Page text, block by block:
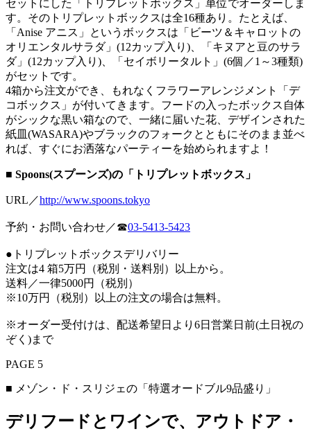
セットにした「トリプレットボックス」単位でオーダーしま
す。そのトリプレットボックスは全16種あり。たとえば、
「Anise アニス」というボックスは「ビーツ＆キャロットの
オリエンタルサラダ」(12カップ入り)、「キヌアと豆のサラ
ダ」(12カップ入り)、「セイボリータルト」(6個／1～3種類)
がセットです。
4箱から注文ができ、もれなくフラワーアレンジメント「デ
コボックス」が付いてきます。フードの入ったボックス自体
がシックな黒い箱なので、一緒に届いた花、デザインされた
紙皿(WASARA)やブラックのフォークとともにそのまま並べ
れば、すぐにお洒落なパーティーを始められますよ！
■ Spoons(スプーンズ)の「トリプレットボックス」
URL／http://www.spoons.tokyo
予約・お問い合わせ／☎03-5413-5423
●トリプレットボックスデリバリー
注文は4 箱5万円（税別・送料別）以上から。
送料／一律5000円（税別）
※10万円（税別）以上の注文の場合は無料。
※オーダー受付けは、配送希望日より6日営業日前(土日祝の
ぞく)まで
PAGE 5
■ メゾン・ド・スリジェの「特選オードブル9品盛り」
デリフードとワインで、アウトドア・